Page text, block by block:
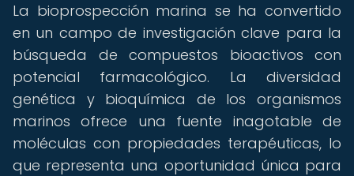
La bioprospección marina se ha convertido
en un campo de investigación clave para la
búsqueda de compuestos bioactivos con
potencial farmacológico. La diversidad
genética y bioquímica de los organismos
marinos ofrece una fuente inagotable de
moléculas con propiedades terapéuticas, lo
que representa una oportunidad única para